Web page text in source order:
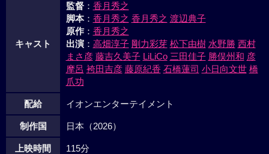
キャスト
監督： 香月秀之
脚本： 香月秀之 香月秀之 渡辺典子
原作： 香月秀之
出演： 高畑淳子 剛力彩芽 松下由樹 水野勝 西村
まさ彦 藤吉久美子 LiLiCo 三田佳子 勝俣州和 彦
摩呂 袴田吉彦 藤原紀香 石橋蓮司 小日向文世 橋
爪功
配給 イオンエンターテイメント
制作国 日本（2026）
上映時間 115分